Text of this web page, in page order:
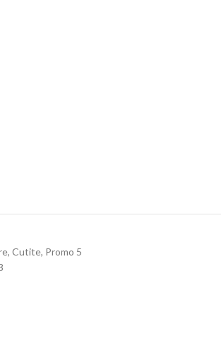
, Cutite, Promo 5